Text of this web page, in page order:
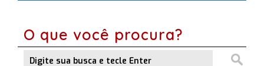
O que você procura?